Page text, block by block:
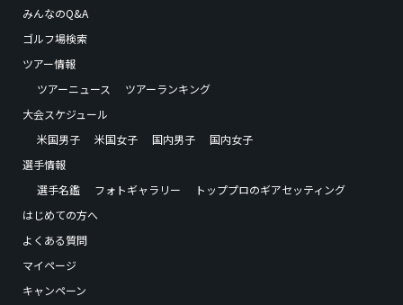
みんなのQ&A
ゴルフ場検索
ツアー情報
ツアーニュース
ツアーランキング
大会スケジュール
米国男子
米国女子 国内男子
国内女子
選手情報
選手名鑑
フォトギャラリー
トッププロのギアセッティング
はじめての方へ
よくある質問
マイページ
キャンペーン